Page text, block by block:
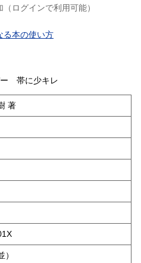
ログインで利用可能）
る本の使い方
帯に少キレ
著
）